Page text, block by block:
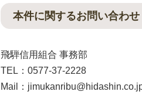
本件に関するお問い合わせ
飛騨信用組合 事務部
TEL：0577-37-2228
Mail：